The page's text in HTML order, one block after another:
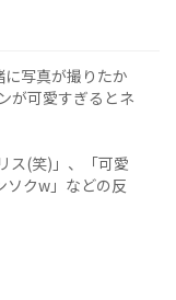
に写真が撮りたか
が可愛すぎるとネ
ス(笑)」、「可愛
ソクw」などの反